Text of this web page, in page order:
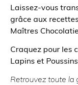
Laissez-vous
grâce aux
Maîtres
Craquez pour les
Lapins et
Retrouvez toute la